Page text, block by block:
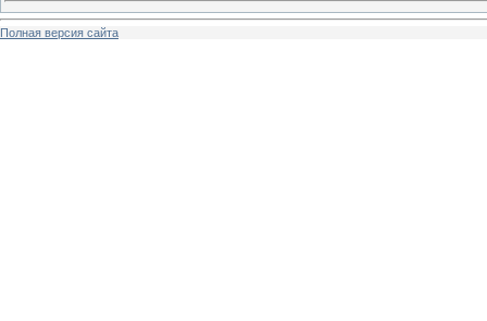
Полная версия сайта